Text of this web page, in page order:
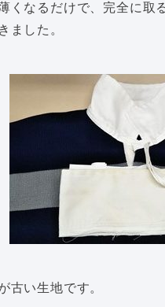
くなるだけで、完全に取
ました。
古い生地です。